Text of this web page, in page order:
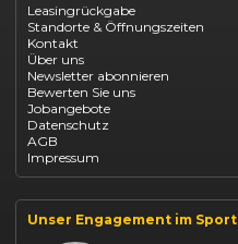
Opel Astra leasen
Opel Mokka kaufen
Opel Grandland finanzieren
Opel Vivaro Gewerbeleasing
Fiat 500 finanzieren
Fiat Panda leasen
Dacia Duster finanzieren
Dacia Sandero kaufen
Dacia Jogger leasen
Jeep Compass leasen
Jeep Renegade finanzieren
Suzuki Swift finanzieren
BYD Dolphin finanzieren
Leasingrückgabe
Standorte & Öffnungszeiten
Kontakt
Über uns
Newsletter abonnieren
Bewerten Sie uns
Jobangebote
Datenschutz
AGB
Impressum
Unser Engagement im Sport